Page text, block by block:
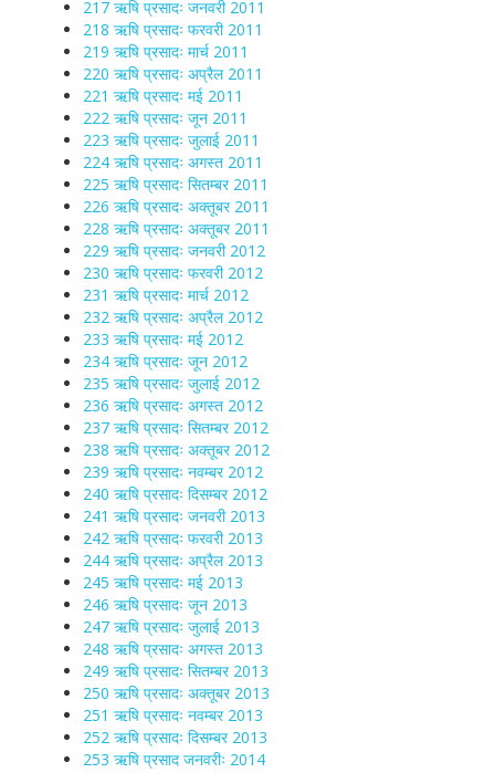
217 ऋषि प्रसादः जनवरी 2011
218 ऋषि प्रसादः फरवरी 2011
219 ऋषि प्रसादः मार्च 2011
220 ऋषि प्रसादः अप्रैल 2011
221 ऋषि प्रसादः मई 2011
222 ऋषि प्रसादः जून 2011
223 ऋषि प्रसादः जुलाई 2011
224 ऋषि प्रसादः अगस्त 2011
225 ऋषि प्रसादः सितम्बर 2011
226 ऋषि प्रसादः अक्तूबर 2011
228 ऋषि प्रसादः अक्तूबर 2011
229 ऋषि प्रसादः जनवरी 2012
230 ऋषि प्रसादः फरवरी 2012
231 ऋषि प्रसादः मार्च 2012
232 ऋषि प्रसादः अप्रैल 2012
233 ऋषि प्रसादः मई 2012
234 ऋषि प्रसादः जून 2012
235 ऋषि प्रसादः जुलाई 2012
236 ऋषि प्रसादः अगस्त 2012
237 ऋषि प्रसादः सितम्बर 2012
238 ऋषि प्रसादः अक्तूबर 2012
239 ऋषि प्रसादः नवम्बर 2012
240 ऋषि प्रसादः दिसम्बर 2012
241 ऋषि प्रसादः जनवरी 2013
242 ऋषि प्रसादः फरवरी 2013
244 ऋषि प्रसादः अप्रैल 2013
245 ऋषि प्रसादः मई 2013
246 ऋषि प्रसादः जून 2013
247 ऋषि प्रसादः जुलाई 2013
248 ऋषि प्रसादः अगस्त 2013
249 ऋषि प्रसादः सितम्बर 2013
250 ऋषि प्रसादः अक्तूबर 2013
251 ऋषि प्रसादः नवम्बर 2013
252 ऋषि प्रसादः दिसम्बर 2013
253 ऋषि प्रसाद जनवरीः 2014